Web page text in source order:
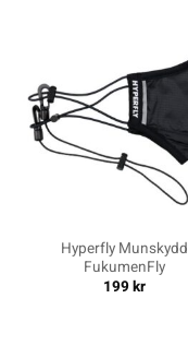
Hyperfly Munskydd
FukumenFly
199kr